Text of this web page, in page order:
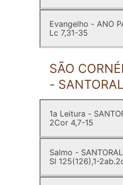
Evangelho - ANO
Lc 7,31-35
SÃO
- SANTORAL
1a Leitura -
2Cor 4,7-15
Salmo - SANTORAL
Sl 125(126),1-